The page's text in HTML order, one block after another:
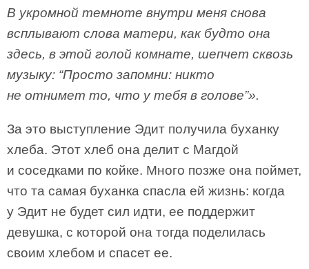
В укромной темноте внутри меня снова
всплывают слова матери, как будто она
здесь, в этой голой комнате, шепчет сквозь
музыку: “Просто запомни: никто
не отнимет то, что у тебя в голове”».
За это выступление Эдит получила буханку
хлеба. Этот хлеб она делит с Магдой
и соседками по койке. Много позже она поймет,
что та самая буханка спасла ей жизнь: когда
у Эдит не будет сил идти, ее поддержит
девушка, с которой она тогда поделилась
своим хлебом и спасет ее.